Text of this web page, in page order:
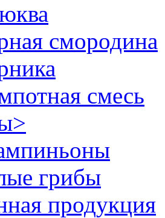
смородина
смесь
>
грибы
продукция